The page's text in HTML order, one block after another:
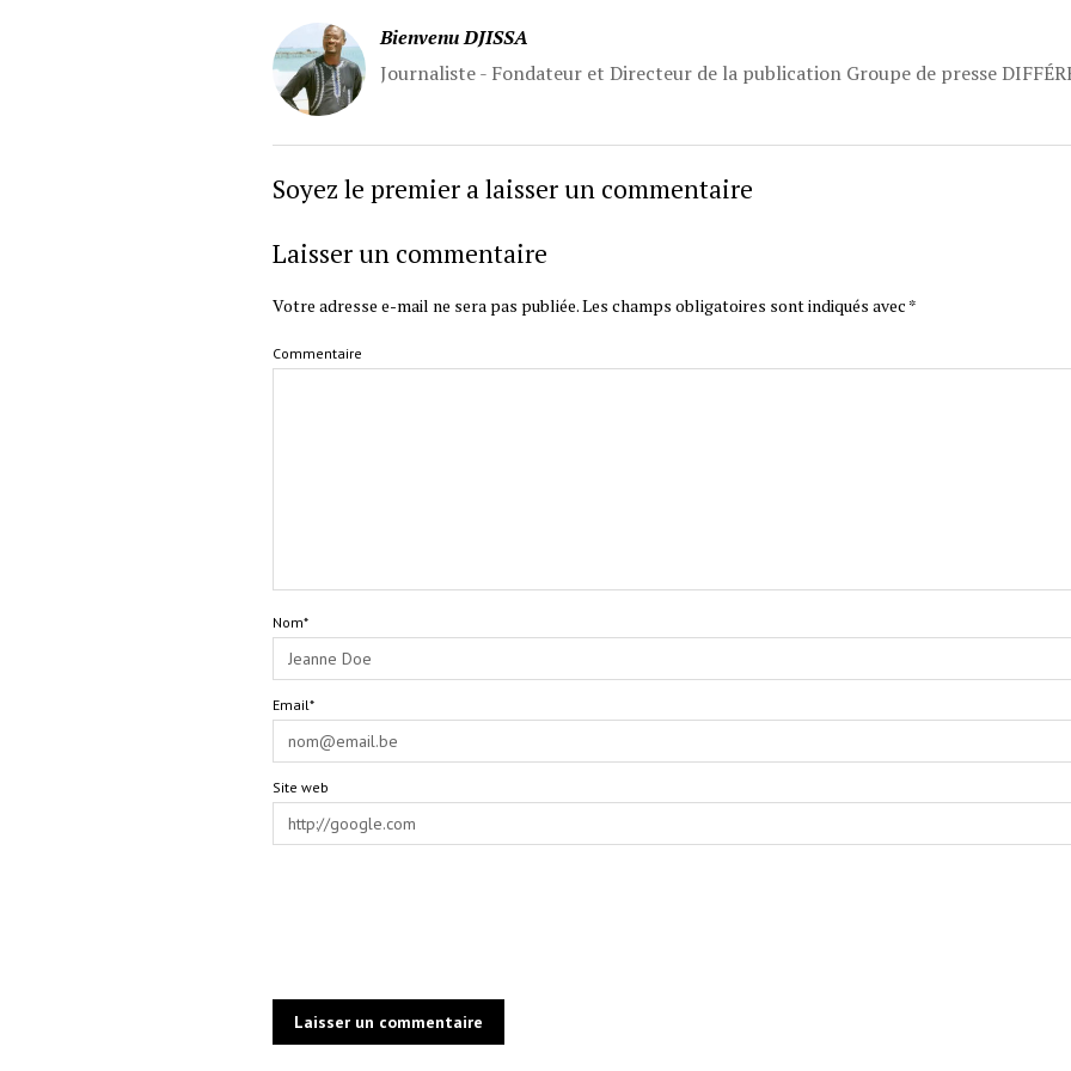
Bienvenu DJISSA
Journaliste - Fondateur et Directeur de la publication Groupe de presse
Soyez le premier a laisser un commentaire
Laisser un commentaire
Votre adresse e-mail ne sera pas publiée.Les champs obligatoires sont indiqués avec *
Commentaire
Nom*
Email*
Site web